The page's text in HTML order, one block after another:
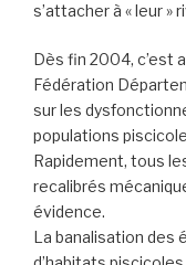
s’attacher à « leur »
Dès fin 2004, c’est
Fédération
sur les
populations
Rapidement, tous
recalibrés
évidence.
La banalisation des